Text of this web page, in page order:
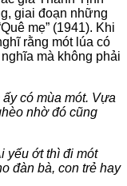
giai đoạn những
mẹ” (1941). Khi
rằng mót lúa có
mà không phải
có mùa mót. Vựa
nhờ đó cũng
yếu ớt thì đi mót
đàn bà, con trẻ hay